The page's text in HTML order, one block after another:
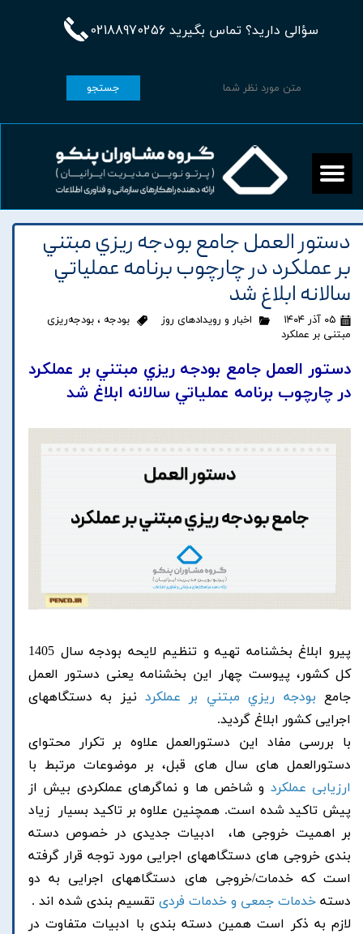
سؤالی دارید؟ تماس بگیرید 02188970256
جستجو
دستور العمل جامع بودجه ريزي مبتني
بر عملكرد در چارچوب برنامه عملياتي
سالانه ابلاغ شد
۰۵ آذر ۱۴۰۴ اخبار و رویدادهای روز بودجه ، بودجه‌ریزی
مبتنی بر عملکرد
دستور العمل جامع بودجه ريزي مبتني بر عملكرد
در چارچوب برنامه عملياتي سالانه ابلاغ شد
پیرو ابلاغ بخشنامه تهيه و تنظيم لايحه بودجه سال 1405
كل كشور، پیوست چهار این بخشنامه یعنی دستور العمل
جامع بودجه ريزي مبتني بر عملكردنیز به دستگاههای
اجرایی کشور ابلاغ گردید.
با بررسی مفاد این دستورالعمل علاوه بر تکرار محتوای
دستورالعمل های سال های قبل، بر موضوعات مرتبط با
ارزیابی عملکرد و شاخص ها و نماگرهای عملکردی بیش از
پیش تاکید شده است. همچنین علاوه بر تاکید بسیار زیاد
بر اهمیت خروجی ها، ادبیات جدیدی در خصوص دسته
بندی خروجی های دستگاههای اجرایی مورد توجه قرار گرفته
است که خدمات/خروجی های دستگاههای اجرایی به دو
دسته خدمات جمعی و خدمات فردی تقسیم بندی شده اند .
لازم به ذکر است همین دسته بندی با ادبیات متفاوت در